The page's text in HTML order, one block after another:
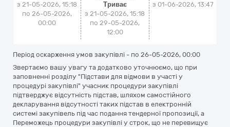
з 21-05-2026, 15:18
по 26-05-2026,
00:00
Триває
з 21-05-2026, 15:18
по 29-05-2026,
12:00
з 01-06-2026, 13:47
Період оскарження умов закупівлі - по 26-05-2026, 00:00
Звертаємо вашу увагу та додатково уточнюємо, що при
заповненні розділу "Підстави для відмови в участі у
процедурі закупівлі" учасник процедури закупівлі
підтверджує відсутність підстав, шляхом самостійного
декларування відсутності таких підстав в електронній
системі закупівель під час подання тендерної пропозиції, а
Переможець процедури закупівлі у строк, що не перевищує